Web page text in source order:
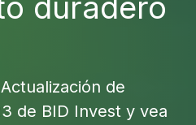
de
de BID Invest y vea